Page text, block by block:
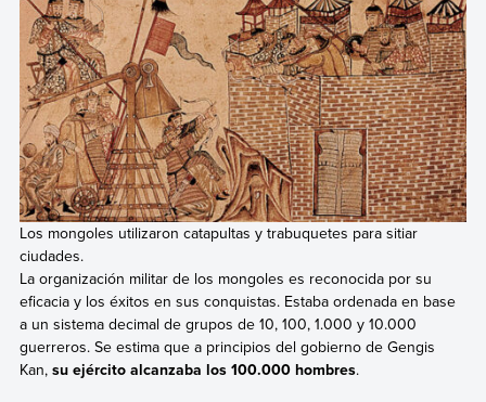
Los mongoles utilizaron catapultas y trabuquetes para sitiar
ciudades.
La organización militar de los mongoles es reconocida por su
eficacia y los éxitos en sus conquistas. Estaba ordenada en base
a un sistema decimal de grupos de 10, 100, 1.000 y 10.000
guerreros. Se estima que a principios del gobierno de Gengis
Kan, su ejército alcanzaba los 100.000 hombres.